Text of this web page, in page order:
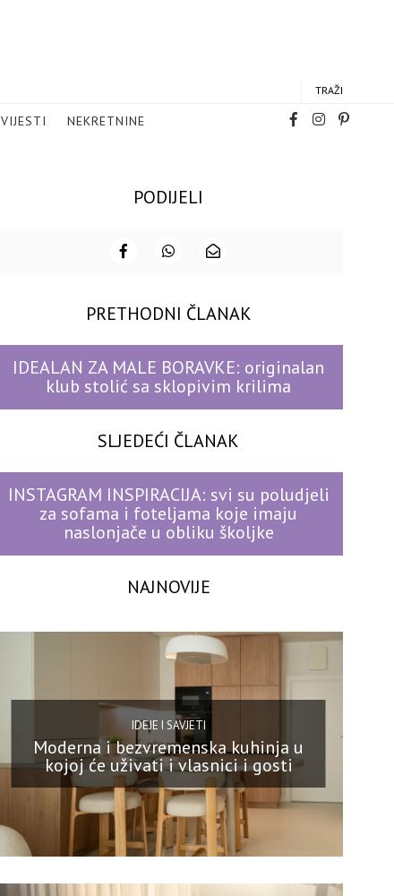
TRAŽI
VIJESTI NEKRETNINE
PODIJELI
PRETHODNI ČLANAK
IDEALAN ZA MALE BORAVKE: originalan
klub stolić sa sklopivim krilima
SLJEDEĆI ČLANAK
INSTAGRAM INSPIRACIJA: svi su poludjeli
za sofama i foteljama koje imaju
naslonjače u obliku školjke
NAJNOVIJE
IDEJE I SAVJETI
Moderna i bezvremenska kuhinja u
kojoj će uživati i vlasnici i gosti